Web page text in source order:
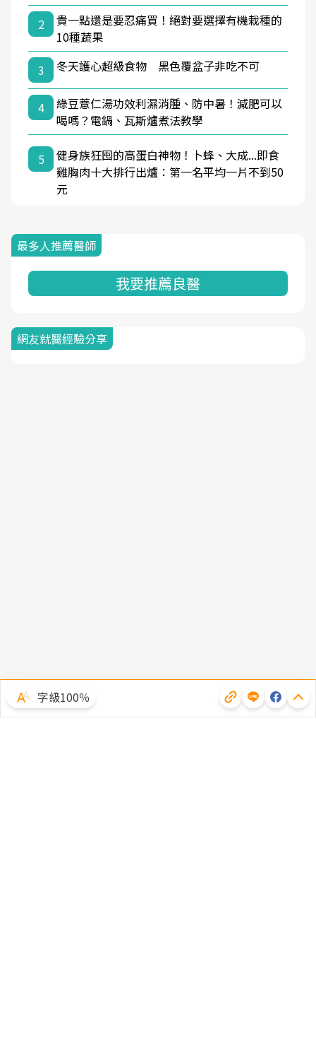
2
貴一點還是要忍痛買！絕對要選擇有機栽種的
10種蔬果
3
冬天護心超級食物 黑色覆盆子非吃不可
4
綠豆薏仁湯功效利濕消腫、防中暑！減肥可以
喝嗎？電鍋、瓦斯爐煮法教學
5
健身族狂囤的高蛋白神物！卜蜂、大成...即食
雞胸肉十大排行出爐：第一名平均一片不到50
元
最多人推薦醫師
我要推薦良醫
網友就醫經驗分享
字級100％